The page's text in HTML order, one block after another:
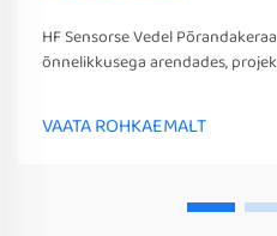
HF Sensorse Vedel
õnnelikkusega arendades,
tunneid
VAATA ROHKAEMALT